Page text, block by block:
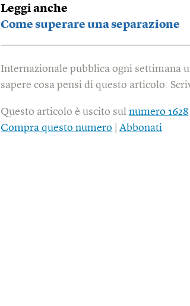
Leggi anche
Come superare una separazione
Internazionale pubblica ogni settimana
sapere cosa pensi di questo articolo.
Questo articolo è uscito sulnumero 1628
Compra questo numero |Abbonati